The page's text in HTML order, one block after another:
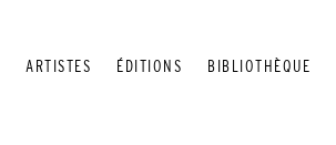
ARTISTES ÉDITIONS BIBLIOTHÈQUE